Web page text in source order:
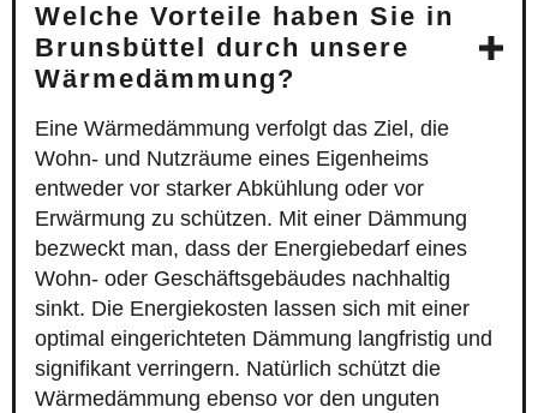
Welche Vorteile haben Sie in
Brunsbüttel durch unsere
Wärmedämmung?
Eine Wärmedämmung verfolgt das Ziel, die
Wohn- und Nutzräume eines Eigenheims
entweder vor starker Abkühlung oder vor
Erwärmung zu schützen. Mit einer Dämmung
bezweckt man, dass der Energiebedarf eines
Wohn- oder Geschäftsgebäudes nachhaltig
sinkt. Die Energiekosten lassen sich mit einer
optimal eingerichteten Dämmung langfristig und
signifikant verringern. Natürlich schützt die
Wärmedämmung ebenso vor den unguten